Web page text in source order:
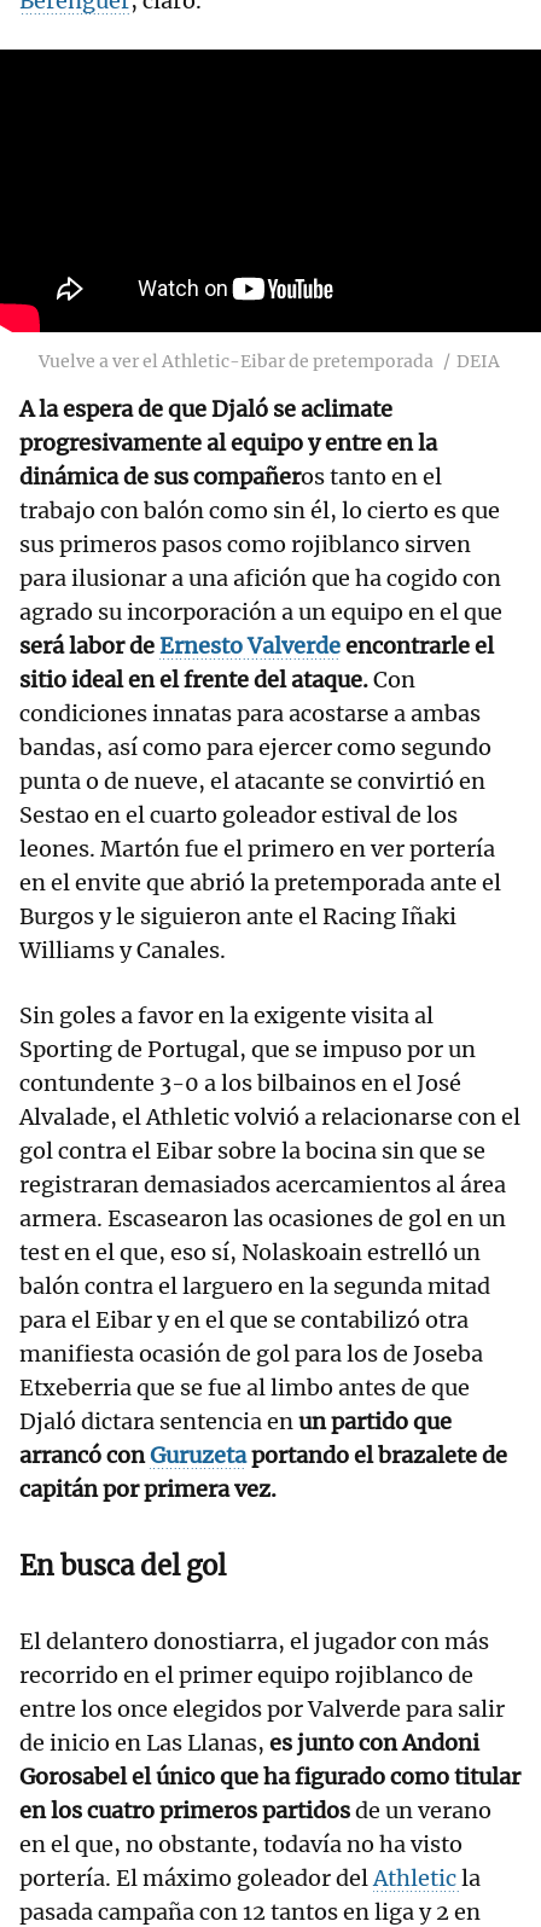
Vuelve a ver el Athletic-Eibar de pretemporada DEIA
A la espera de que Djaló se aclimate
progresivamente al equipo y entre en la
dinámica de sus compañeros tanto en el
trabajo con balón como sin él, lo cierto es que
sus primeros pasos como rojiblanco sirven
para ilusionar a una afición que ha cogido con
agrado su incorporación a un equipo en el que
será labor deErnesto Valverdeencontrarle el
sitio ideal en el frente del ataque.Con
condiciones innatas para acostarse a ambas
bandas, así como para ejercer como segundo
punta o de nueve, el atacante se convirtió en
Sestao en el cuarto goleador estival de los
leones. Martón fue el primero en ver portería
en el envite que abrió la pretemporada ante el
Burgos y le siguieron ante el Racing Iñaki
Williams y Canales.
Sin goles a favor en la exigente visita al
Sporting de Portugal, que se impuso por un
contundente 3-0 a los bilbainos en el José
Alvalade, el Athletic volvió a relacionarse con el
gol contra el Eibar sobre la bocina sin que se
registraran demasiados acercamientos al área
armera. Escasearon las ocasiones de gol en un
test en el que, eso sí, Nolaskoain estrelló un
balón contra el larguero en la segunda mitad
para el Eibar y en el que se contabilizó otra
manifiesta ocasión de gol para los de Joseba
Etxeberria que se fue al limbo antes de que
Djaló dictara sentencia enun partido que
arrancó conGuruzetaportando el brazalete de
capitán por primera vez.
En busca del gol
El delantero donostiarra, el jugador con más
recorrido en el primer equipo rojiblanco de
entre los once elegidos por Valverde para salir
de inicio en Las Llanas, es junto con Andoni
Gorosabel el único que ha figurado como titular
en los cuatro primeros partidosde un verano
en el que, no obstante, todavía no ha visto
portería. El máximo goleador delAthleticla
pasada campaña con 12 tantos en liga y 2 en